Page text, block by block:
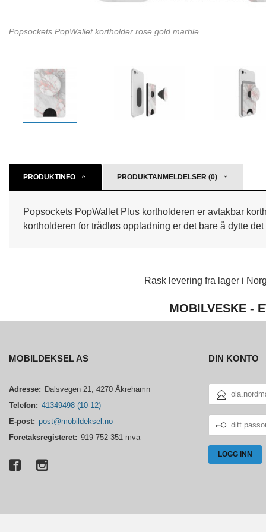
Popsockets PopWallet kortholder rose gold marble
PRODUKTINFO PRODUKTANMELDELSER (0)
Popsockets PopWallet Plus kortholderen er avtakbar
kortholderen for trådløs oppladning er det bare å dytte
Rask levering fra lager i
MOBILVESKE -
MOBILDEKSEL AS
Adresse: Dalsvegen 21, 4270 Åkrehamn
Telefon: 41349498 (10-12)
E-post: post@mobildeksel.no
Foretaksregisteret: 919 752 351 mva
DIN KONTO
POSTADRESSE
PASSORD